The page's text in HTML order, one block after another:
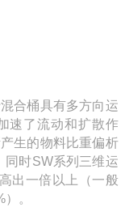
合桶具有多方向运
速了流动和扩散作
生的物料比重偏析
同时SW系列三维运
出一倍以上（一般
。